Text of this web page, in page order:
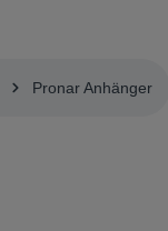
Pronar Anhänger